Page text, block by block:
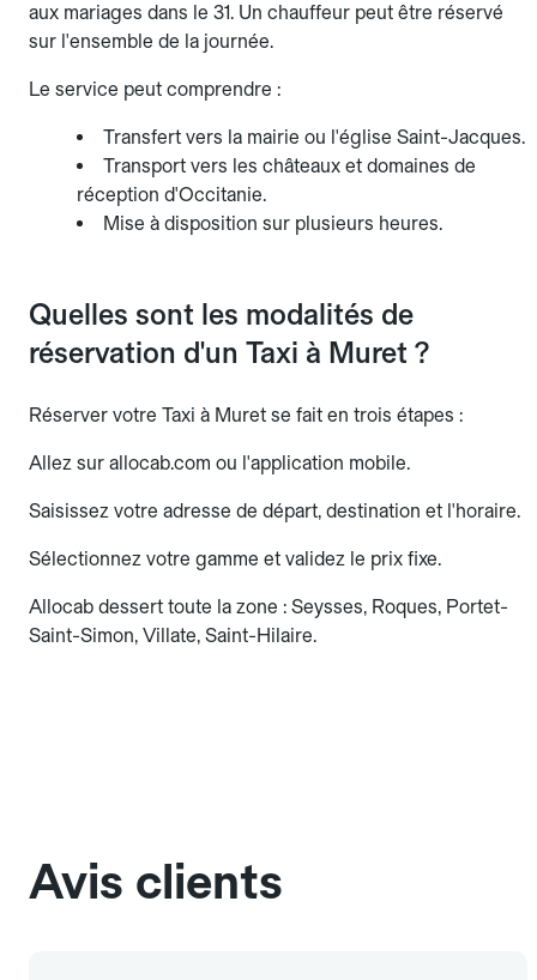
aux mariages dans le 31. Un chauffeur peut être réservé
sur l'ensemble de la journée.
Le service peut comprendre :
Transfert vers la mairie ou l'église Saint-Jacques.
Transport vers les châteaux et domaines de
réception d'Occitanie.
Mise à disposition sur plusieurs heures.
Quelles sont les modalités de
réservation d'un Taxi à Muret ?
Réserver votre Taxi à Muret se fait en trois étapes :
Allez sur allocab.com ou l'application mobile.
Saisissez votre adresse de départ, destination et l'horaire.
Sélectionnez votre gamme et validez le prix fixe.
Allocab dessert toute la zone : Seysses, Roques, Portet-
Saint-Simon, Villate, Saint-Hilaire.
Avis clients